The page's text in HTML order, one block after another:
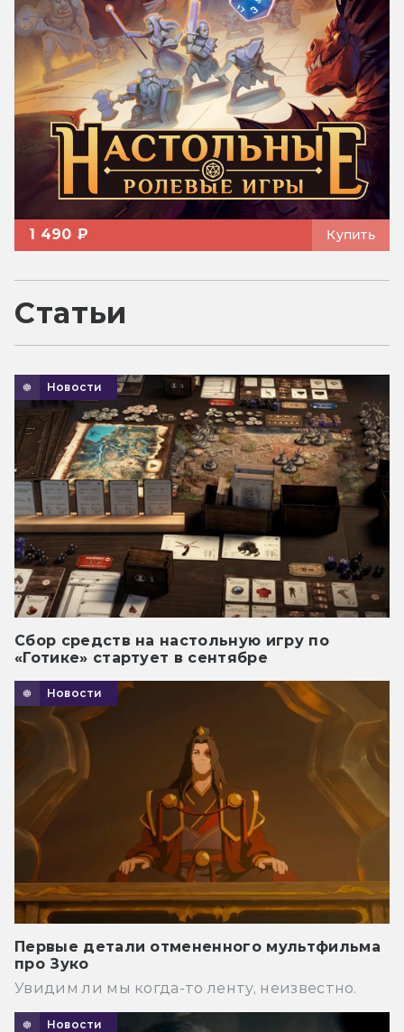
1 490 ₽ Купить
Статьи
Новости
Сбор средств на настольную игру по
«Готике» стартует в сентябре
Новости
Первые детали отмененного мультфильма
про Зуко
Увидим ли мы когда-то ленту, неизвестно.
Новости